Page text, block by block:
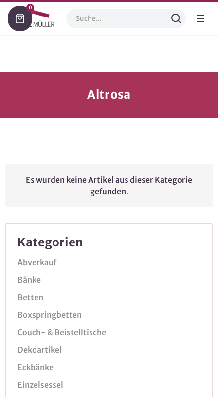
0
Altrosa
Kategorien
Abverkauf
Bänke
Betten
Boxspringbetten
Couch- & Beistelltische
Dekoartikel
Eckbänke
Einzelsessel
Es wurden keine Artikel aus dieser Kategorie
gefunden.